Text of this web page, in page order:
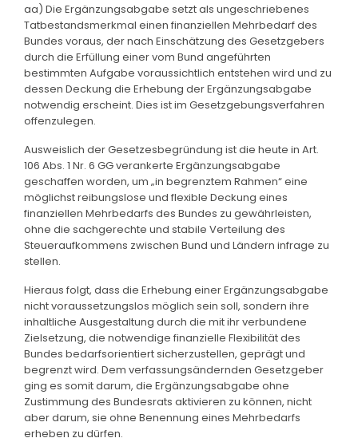
aa) Die Ergänzungsabgabe setzt als ungeschriebenes
Tatbestandsmerkmal einen finanziellen Mehrbedarf des
Bundes voraus, der nach Einschätzung des Gesetzgebers
durch die Erfüllung einer vom Bund angeführten
bestimmten Aufgabe voraussichtlich entstehen wird und zu
dessen Deckung die Erhebung der Ergänzungsabgabe
notwendig erscheint. Dies ist im Gesetzgebungsverfahren
offenzulegen.
Ausweislich der Gesetzesbegründung ist die heute in Art.
106 Abs. 1 Nr. 6 GG verankerte Ergänzungsabgabe
geschaffen worden, um „in begrenztem Rahmen“ eine
möglichst reibungslose und flexible Deckung eines
finanziellen Mehrbedarfs des Bundes zu gewährleisten,
ohne die sachgerechte und stabile Verteilung des
Steueraufkommens zwischen Bund und Ländern infrage zu
stellen.
Hieraus folgt, dass die Erhebung einer Ergänzungsabgabe
nicht voraussetzungslos möglich sein soll, sondern ihre
inhaltliche Ausgestaltung durch die mit ihr verbundene
Zielsetzung, die notwendige finanzielle Flexibilität des
Bundes bedarfsorientiert sicherzustellen, geprägt und
begrenzt wird. Dem verfassungsändernden Gesetzgeber
ging es somit darum, die Ergänzungsabgabe ohne
Zustimmung des Bundesrats aktivieren zu können, nicht
aber darum, sie ohne Benennung eines Mehrbedarfs
erheben zu dürfen.